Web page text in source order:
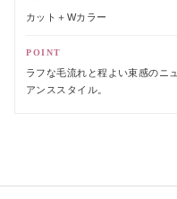
カット＋Wカラー
POINT
ラフな毛流れと程よい束感のニュ
アンススタイル。